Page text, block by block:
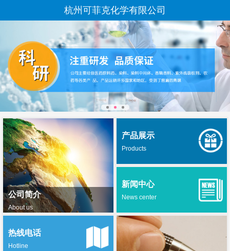
杭州可菲克化学有限公司
公司简介
About us
产品展示
Products
新闻中心
News center
热线电话
Hotline